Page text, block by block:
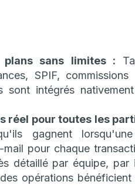
plans sans limites :
SPIF,
sont intégrés
réel pour toutes les
gagnent
pour chaque
détaillé par équipe,
opérations